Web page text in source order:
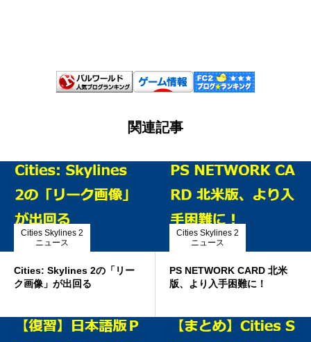
関連記事
Cities Skylines 2
ニュース
Cities: Skylines 2の「リー
ク画像」が出回る
Cities Skylines 2
ニュース
PS NETWORK CARD 北米
版、より入手困難に！